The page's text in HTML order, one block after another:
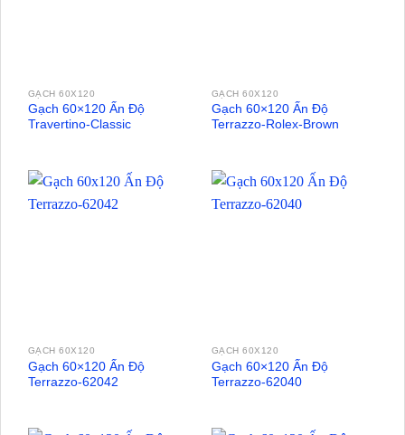
GẠCH 60X120
Gạch 60×120 Ấn Độ
Travertino-Classic
GẠCH 60X120
Gạch 60×120 Ấn Độ
Terrazzo-Rolex-Brown
GẠCH 60X120
Gạch 60×120 Ấn Độ
Terrazzo-62042
GẠCH 60X120
Gạch 60×120 Ấn Độ
Terrazzo-62040